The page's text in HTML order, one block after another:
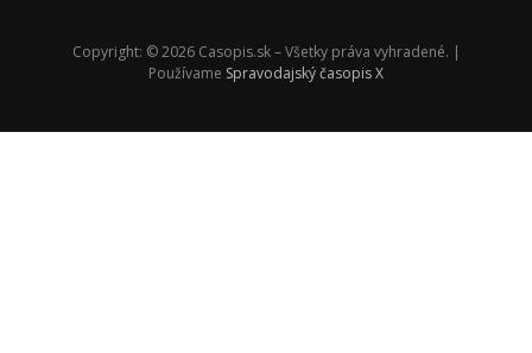
Copyright: © 2026 Casopis.sk – Všetky práva vyhradené. |
Používame Spravodajský časopis X